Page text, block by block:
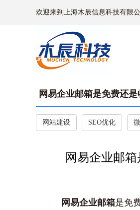
欢迎来到上海木辰信息科技有限
网易企业邮箱是免费还
网站建设 SEO优化
网易企业邮
网易企业邮箱是免